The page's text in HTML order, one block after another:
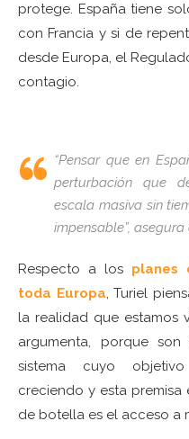
protege. España tiene
con Francia y si de
desde Europa, el
contagio.
“Pensar que en
perturbación que
escala masiva sin
impensable”, asegura
Respecto a los planes
toda Europa, Turiel
la realidad que estamos
argumenta, porque
sistema cuyo
creciendo y esta
de botella es el acceso a